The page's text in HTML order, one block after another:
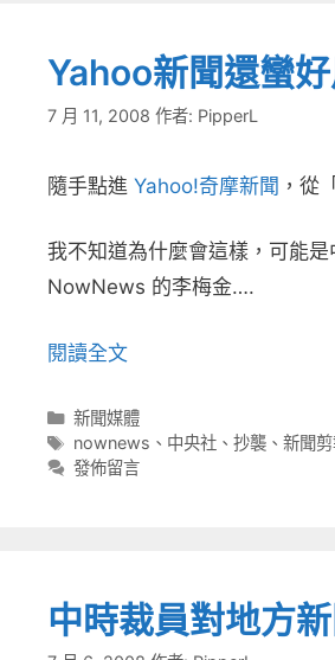
Yahoo新聞還蠻
7 月 11, 2008 作者: PipperL
隨手點進 Yahoo!奇摩新聞 ，從
我不知道為什麼會這樣，可能
NowNews 的李梅金….
閱讀全文
分
類
新聞媒體
標
籤
nownews 、 中央社、 抄襲、 新聞
發佈留言
中時裁員對地方